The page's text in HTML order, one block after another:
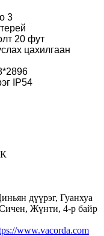
3
20 фут
цахилгаан
IP54
дүүрэг, Гуанхуа
Сичен, Жүнти, 4-р байр
www.vacorda.com